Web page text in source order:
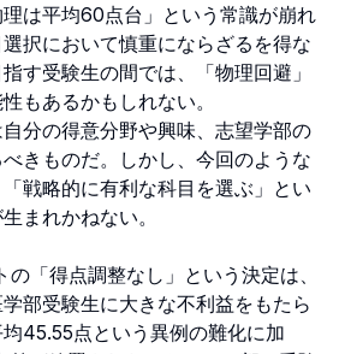
は平均60点台」という常識が崩れ
択において慎重にならざるを得な
す受験生の間では、「物理回避」
もあるかもしれない。
分の得意分野や興味、志望学部の
きものだ。しかし、今回のような
戦略的に有利な科目を選ぶ」とい
まれかねない。
「得点調整なし」という決定は、
部受験生に大きな不利益をもたら
45.55点という異例の難化に加